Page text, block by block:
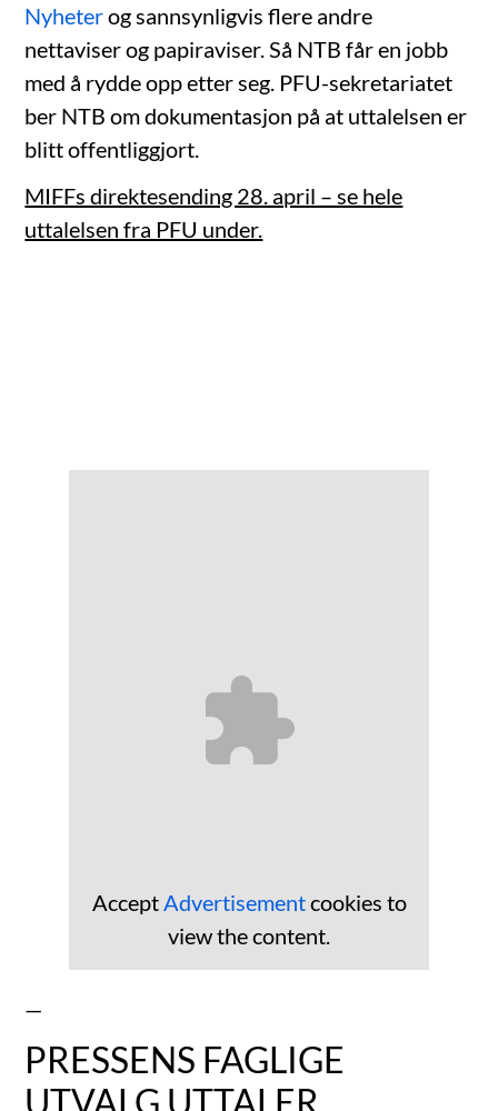
Nyheterog sannsynligvis flere andre
nettaviser og papiraviser. Så NTB får en jobb
med å rydde opp etter seg. PFU-sekretariatet
ber NTB om dokumentasjon på at uttalelsen er
blitt offentliggjort.
MIFFs direktesending 28. april – se hele
uttalelsen fra PFU under.
Accept Advertisementcookies to
view the content.
—
PRESSENS FAGLIGE
UTVALG UTTALER